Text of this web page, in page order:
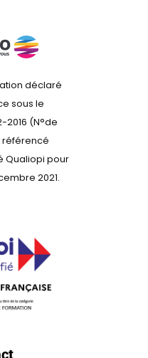
déclaré
sous le
2016 (N°de
référencé
Qualiopi pour
2021.